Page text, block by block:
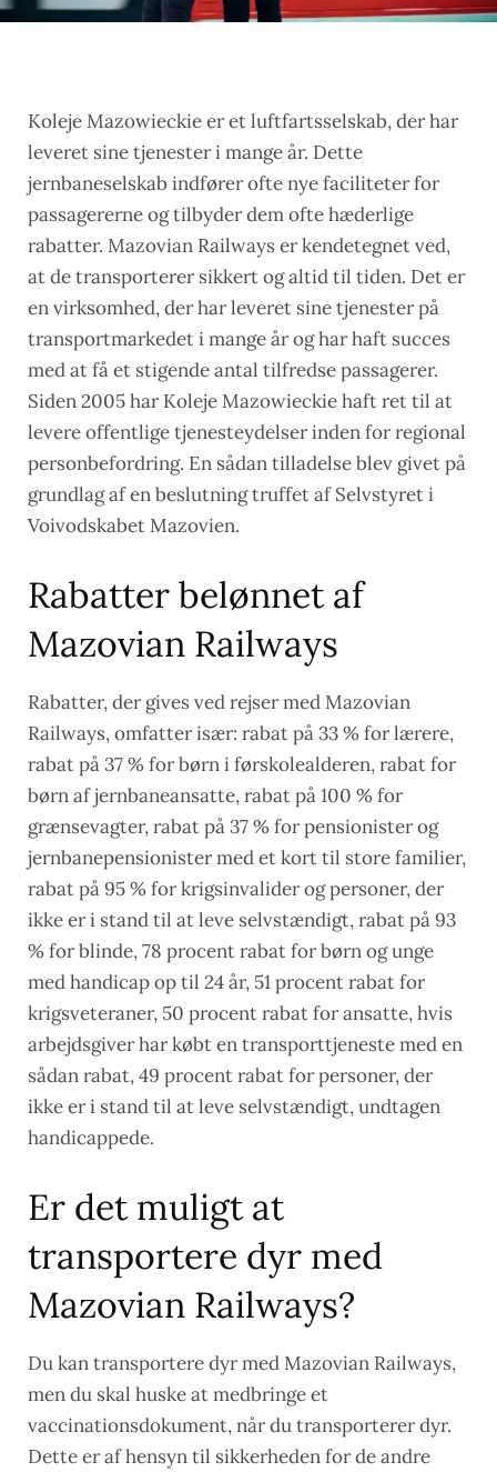
Koleje Mazowieckie er et luftfartsselskab, der har
leveret sine tjenester i mange år. Dette
jernbaneselskab indfører ofte nye faciliteter for
passagererne og tilbyder dem ofte hæderlige
rabatter. Mazovian Railways er kendetegnet ved,
at de transporterer sikkert og altid til tiden. Det er
en virksomhed, der har leveret sine tjenester på
transportmarkedet i mange år og har haft succes
med at få et stigende antal tilfredse passagerer.
Siden 2005 har Koleje Mazowieckie haft ret til at
levere offentlige tjenesteydelser inden for regional
personbefordring. En sådan tilladelse blev givet på
grundlag af en beslutning truffet af Selvstyret i
Voivodskabet Mazovien.
Rabatter belønnet af
Mazovian Railways
Rabatter, der gives ved rejser med Mazovian
Railways, omfatter især: rabat på 33 % for lærere,
rabat på 37 % for børn i førskolealderen, rabat for
børn af jernbaneansatte, rabat på 100 % for
grænsevagter, rabat på 37 % for pensionister og
jernbanepensionister med et kort til store familier,
rabat på 95 % for krigsinvalider og personer, der
ikke er i stand til at leve selvstændigt, rabat på 93
% for blinde, 78 procent rabat for børn og unge
med handicap op til 24 år, 51 procent rabat for
krigsveteraner, 50 procent rabat for ansatte, hvis
arbejdsgiver har købt en transporttjeneste med en
sådan rabat, 49 procent rabat for personer, der
ikke er i stand til at leve selvstændigt, undtagen
handicappede.
Er det muligt at
transportere dyr med
Mazovian Railways?
Du kan transportere dyr med Mazovian Railways,
men du skal huske at medbringe et
vaccinationsdokument, når du transporterer dyr.
Dette er af hensyn til sikkerheden for de andre